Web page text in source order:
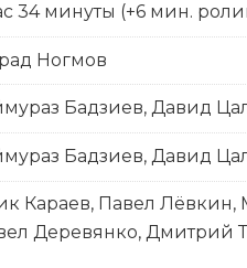
34 минуты (+6 мин.
Ногмов
Бадзиев, Давид
Бадзиев, Давид
Караев, Павел Лёвкин,
Деревянко, Дмитрий